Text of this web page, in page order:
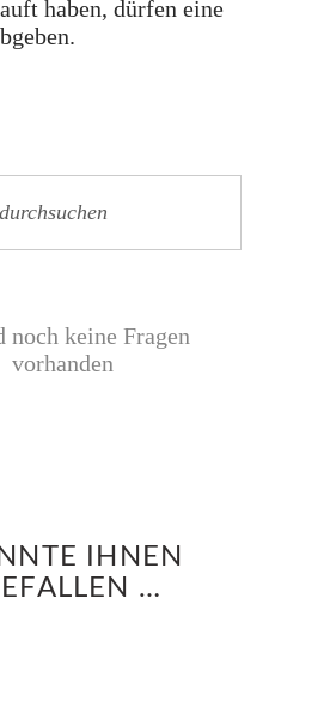
haben, dürfen eine
noch keine Fragen
vorhanden
IHNEN
…